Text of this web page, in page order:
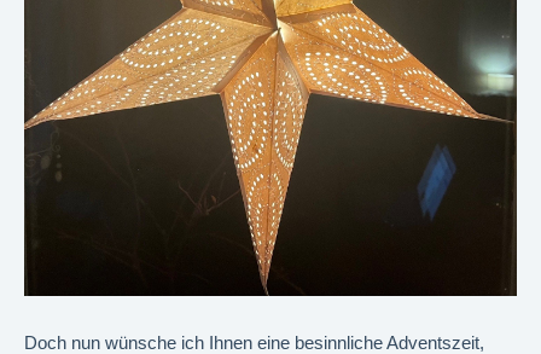
Doch nun wünsche ich Ihnen eine besinnliche Adventszeit,